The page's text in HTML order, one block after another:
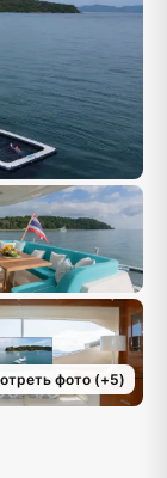
фото(+5)